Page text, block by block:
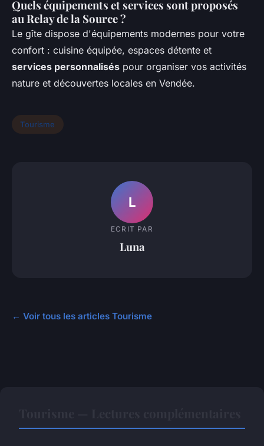
Quels équipements et services sont proposés
au Relay de la Source ?
Le gîte dispose d'équipements modernes pour votre
confort : cuisine équipée, espaces détente et
services personnalisés pour organiser vos activités
nature et découvertes locales en Vendée.
Tourisme
L
ECRIT PAR
Luna
← Voir tous les articles Tourisme